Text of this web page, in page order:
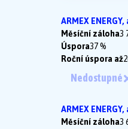
ARMEX ENERGY,
Měsíční záloha3
Úspora37 %
Roční úspora až
Nedostupné
ARMEX
Měsíční záloha3